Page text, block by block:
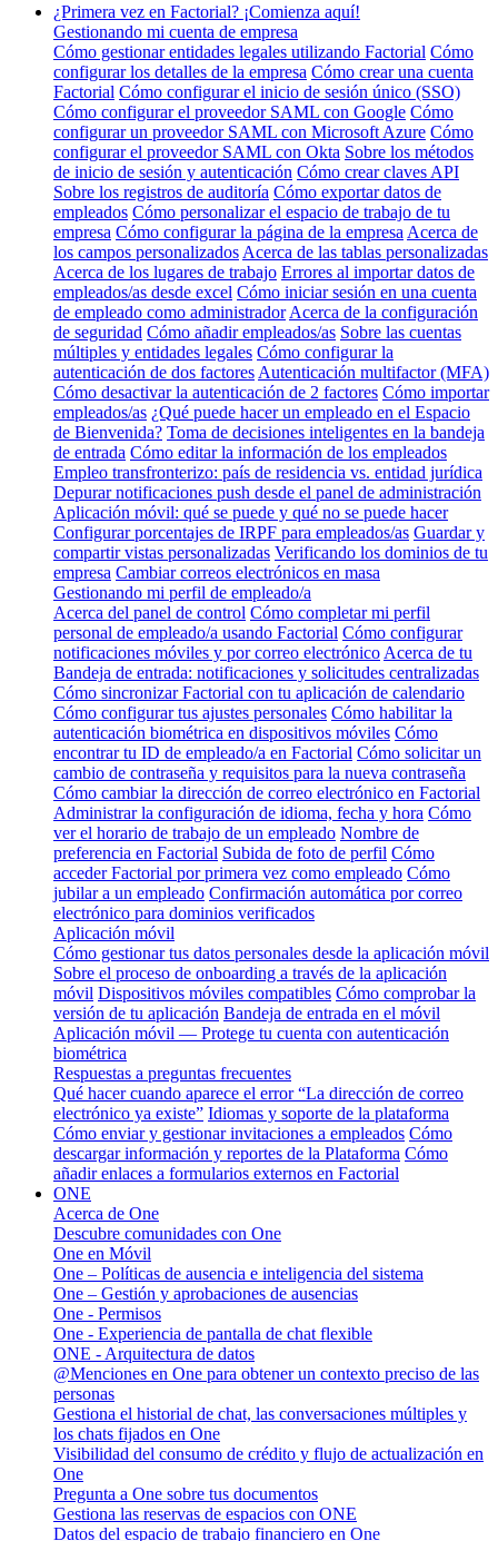
¿Primera vez en Factorial? ¡Comienza aquí!
Gestionando mi cuenta de empresa
Cómo gestionar entidades legales utilizando Factorial Cómo
configurar los detalles de la empresa Cómo crear una cuenta
Factorial Cómo configurar el inicio de sesión único (SSO)
Cómo configurar el proveedor SAML con Google Cómo
configurar un proveedor SAML con Microsoft Azure Cómo
configurar el proveedor SAML con Okta Sobre los métodos
de inicio de sesión y autenticación Cómo crear claves API
Sobre los registros de auditoría Cómo exportar datos de
empleados Cómo personalizar el espacio de trabajo de tu
empresa Cómo configurar la página de la empresa Acerca de
los campos personalizados Acerca de las tablas personalizadas
Acerca de los lugares de trabajo Errores al importar datos de
empleados/as desde excel Cómo iniciar sesión en una cuenta
de empleado como administrador Acerca de la configuración
de seguridad Cómo añadir empleados/as Sobre las cuentas
múltiples y entidades legales Cómo configurar la
autenticación de dos factores Autenticación multifactor (MFA)
Cómo desactivar la autenticación de 2 factores Cómo importar
empleados/as ¿Qué puede hacer un empleado en el Espacio
de Bienvenida? Toma de decisiones inteligentes en la bandeja
de entrada Cómo editar la información de los empleados
Empleo transfronterizo: país de residencia vs. entidad jurídica
Depurar notificaciones push desde el panel de administración
Aplicación móvil: qué se puede y qué no se puede hacer
Configurar porcentajes de IRPF para empleados/as Guardar y
compartir vistas personalizadas Verificando los dominios de tu
empresa Cambiar correos electrónicos en masa
Gestionando mi perfil de empleado/a
Acerca del panel de control Cómo completar mi perfil
personal de empleado/a usando Factorial Cómo configurar
notificaciones móviles y por correo electrónico Acerca de tu
Bandeja de entrada: notificaciones y solicitudes centralizadas
Cómo sincronizar Factorial con tu aplicación de calendario
Cómo configurar tus ajustes personales Cómo habilitar la
autenticación biométrica en dispositivos móviles Cómo
encontrar tu ID de empleado/a en Factorial Cómo solicitar un
cambio de contraseña y requisitos para la nueva contraseña
Cómo cambiar la dirección de correo electrónico en Factorial
Administrar la configuración de idioma, fecha y hora Cómo
ver el horario de trabajo de un empleado Nombre de
preferencia en Factorial Subida de foto de perfil Cómo
acceder Factorial por primera vez como empleado Cómo
jubilar a un empleado Confirmación automática por correo
electrónico para dominios verificados
Aplicación móvil
Cómo gestionar tus datos personales desde la aplicación móvil
Sobre el proceso de onboarding a través de la aplicación
móvil Dispositivos móviles compatibles Cómo comprobar la
versión de tu aplicación Bandeja de entrada en el móvil
Aplicación móvil — Protege tu cuenta con autenticación
biométrica
Respuestas a preguntas frecuentes
Qué hacer cuando aparece el error “La dirección de correo
electrónico ya existe” Idiomas y soporte de la plataforma
Cómo enviar y gestionar invitaciones a empleados Cómo
descargar información y reportes de la Plataforma Cómo
añadir enlaces a formularios externos en Factorial
ONE
Acerca de One
Descubre comunidades con One
One en Móvil
One – Políticas de ausencia e inteligencia del sistema
One – Gestión y aprobaciones de ausencias
One - Permisos
One - Experiencia de pantalla de chat flexible
ONE - Arquitectura de datos
@Menciones en One para obtener un contexto preciso de las
personas
Gestiona el historial de chat, las conversaciones múltiples y
los chats fijados en One
Visibilidad del consumo de crédito y flujo de actualización en
One
Pregunta a One sobre tus documentos
Gestiona las reservas de espacios con ONE
Datos del espacio de trabajo financiero en One